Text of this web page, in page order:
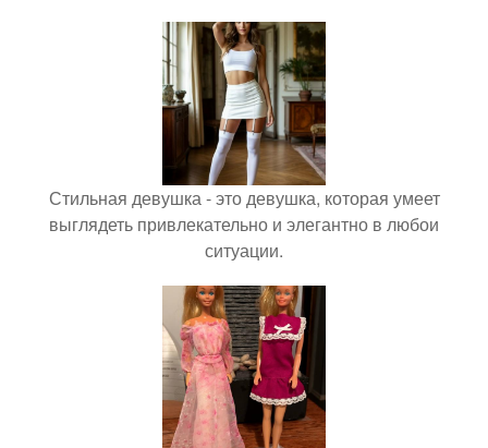
Стильная девушка - это девушка, которая умеет
выглядеть привлекательно и элегантно в любои
ситуации.